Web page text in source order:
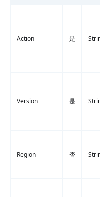
Action 是
Version 是
Region 否